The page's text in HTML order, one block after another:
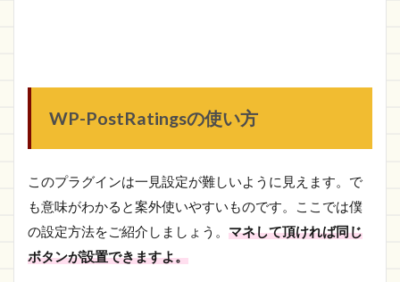
ごに
WP-PostRatingsの使い方
このプラグインは一見設定が難しいように見えます。で
も意味がわかると案外使いやすいものです。ここでは僕
の設定方法をご紹介しましょう。 マネして頂ければ同じ
ボタンが設置できますよ。